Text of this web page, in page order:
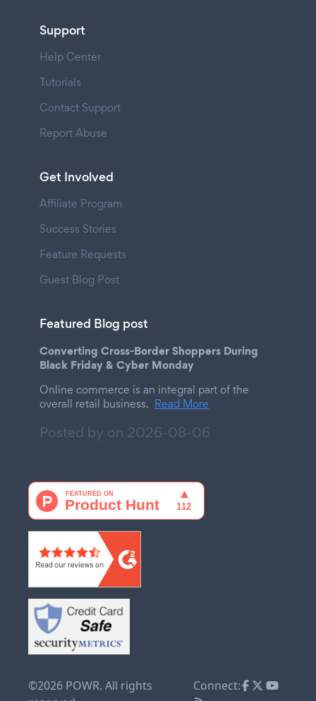
Support
Help Center
Tutorials
Contact Support
Report Abuse
Get Involved
Affiliate Program
Success Stories
Feature Requests
Guest Blog Post
Featured Blog post
Converting Cross-Border Shoppers During
Black Friday & Cyber Monday
Online commerce is an integral part of the
overall retail business. Read More
Posted by on 2026-08-06
©2026 POWR. All rights
Connect: